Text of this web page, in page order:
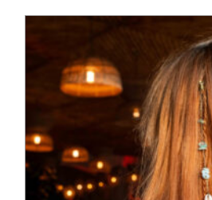
35,00